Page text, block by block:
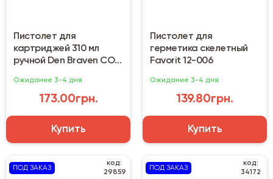
Пистолет для
картриджей 310 мл
ручной Den Braven COX
Ожидание 3-4 дня
173.00грн.
Купить
Пистолет для
герметика скелетный
Favorit 12-006
Ожидание 3-4 дня
139.80грн.
Купить
ПОД ЗАКАЗ
код:
29859
ПОД ЗАКАЗ
код:
34172